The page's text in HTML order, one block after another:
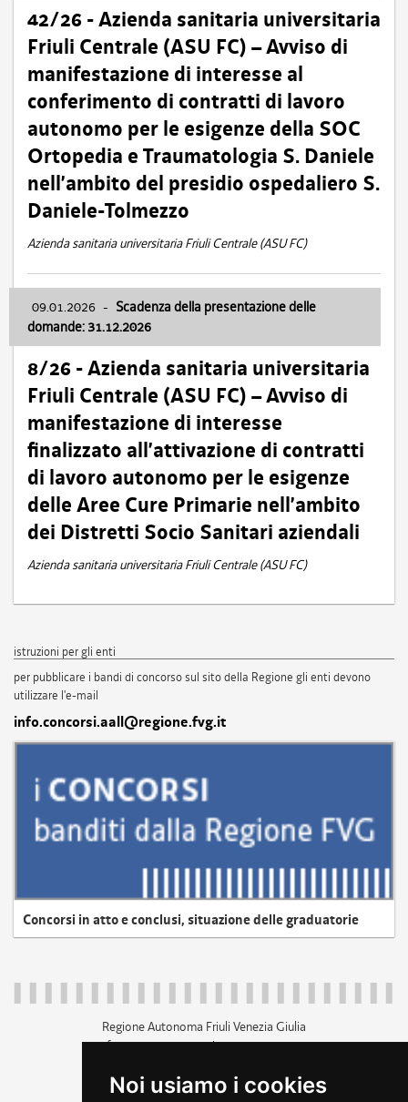
Noi usiamo i cookies
42/26 - Azienda sanitaria universitaria
Friuli Centrale (ASU FC) – Avviso di
manifestazione di interesse al
conferimento di contratti di lavoro
autonomo per le esigenze della SOC
Ortopedia e Traumatologia S. Daniele
nell’ambito del presidio ospedaliero S.
Daniele-Tolmezzo
Azienda sanitaria universitaria Friuli Centrale (ASU FC)
09.01.2026 - Scadenza della presentazione delle
domande: 31.12.2026
8/26 - Azienda sanitaria universitaria
Friuli Centrale (ASU FC) – Avviso di
manifestazione di interesse
finalizzato all’attivazione di contratti
di lavoro autonomo per le esigenze
delle Aree Cure Primarie nell’ambito
dei Distretti Socio Sanitari aziendali
Azienda sanitaria universitaria Friuli Centrale (ASU FC)
istruzioni per gli enti
per pubblicare i bandi di concorso sul sito della Regione gli enti devono
utilizzare l'e-mail
info.concorsi.aall@regione.fvg.it
Concorsi in atto e conclusi, situazione delle graduatorie
Regione Autonoma Friuli Venezia Giulia
c.f. 80014930327; p.iva 00526040324
+39 040 3771111